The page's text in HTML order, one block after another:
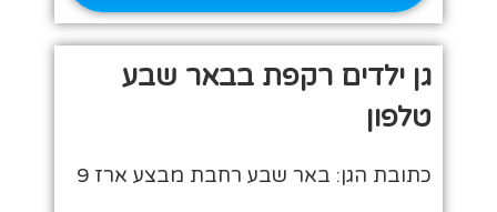
גן ילדים רקפת בבאר שבע
טלפון
כתובת הגן: באר שבע רחבת מבצע ארז 9